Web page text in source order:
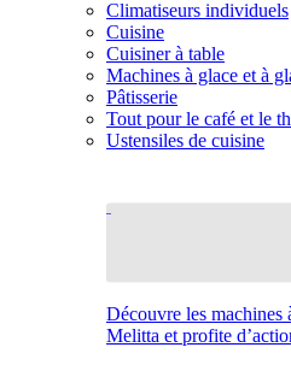
Climatiseurs individuels
Cuisine
Cuisiner à table
Machines à glace et à
Pâtisserie
Tout pour le café et le
Ustensiles de cuisine
Découvre les machines
Melitta et profite